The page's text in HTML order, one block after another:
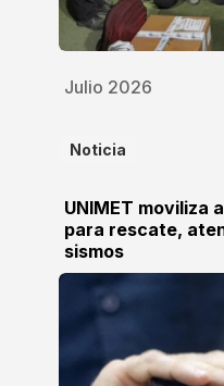
Julio 2026
Noticia
UNIMET moviliza
para rescate,
sismos